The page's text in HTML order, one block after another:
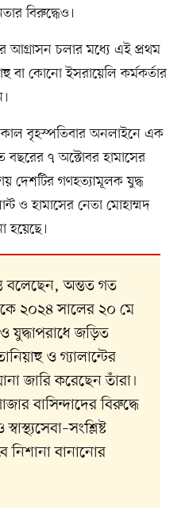
বিরুদ্ধেও।
আগ্রাসন চলার মধ্যে এই প্রথম
বা কোনো ইসরায়েলি কর্মকর্তার
বৃহস্পতিবার অনলাইনে এক
বছরের ৭ অক্টোবর হামাসের
দেশটির গণহত্যামূলক যুদ্ধ
ও হামাসের নেতা মোহাম্মদ
হয়েছে।
বলেছেন, অন্তত গত
২০২৪ সালের ২০ মে
যুদ্ধাপরাধে জড়িত
ও গ্যালান্টের
জারি করেছেন তাঁরা।
বাসিন্দাদের বিরুদ্ধে
নিশানা বানানোর